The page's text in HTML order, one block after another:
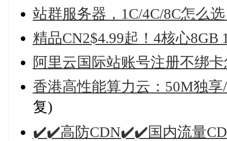
站群服务器，1C/4C/8C怎么
精品CN2$4.99起！4核心8GB
阿里云国际站账号注册不绑
香港高性能算力云：50M独
复)
✔️✔️高防CDN✔️✔️国内流量